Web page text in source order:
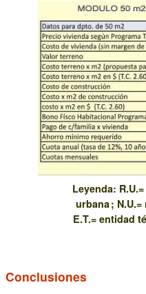
Leyenda:
urbana ;
E.T.= entidad
Conclusiones